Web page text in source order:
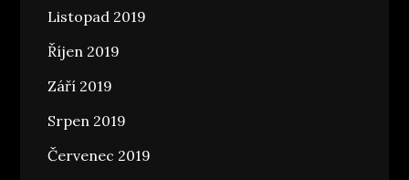
Listopad 2019
Říjen 2019
Září 2019
Srpen 2019
Červenec 2019